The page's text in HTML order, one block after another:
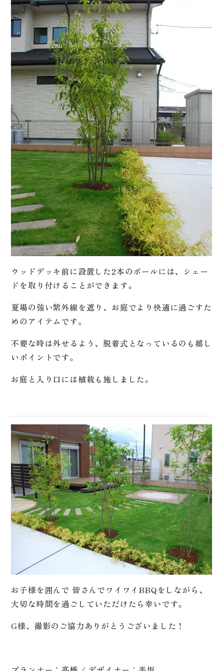
ウッドデッキ前に設置した2本のポールには、シェー
ドを取り付けることができます。
夏場の強い紫外線を遮り、お庭でより快適に過ごすた
めのアイテムです。
不要な時は外せるよう、脱着式となっているのも嬉し
いポイントです。
お庭と入り口には植栽も施しました。
お子様を囲んで 皆さんでワイワイBBQをしながら、
大切な時間を過ごしていただけたら幸いです。
G様、撮影のご協力ありがとうございました！